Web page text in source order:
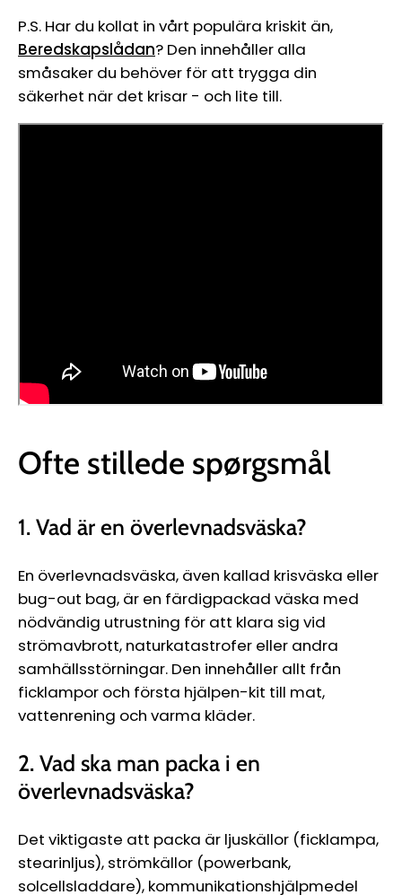
P.S. Har du kollat in vårt populära kriskit än,
Beredskapslådan? Den innehåller alla
småsaker du behöver för att trygga din
säkerhet när det krisar - och lite till.
Ofte stillede spørgsmål
1. Vad är en överlevnadsväska?
En överlevnadsväska, även kallad krisväska eller
bug-out bag, är en färdigpackad väska med
nödvändig utrustning för att klara sig vid
strömavbrott, naturkatastrofer eller andra
samhällsstörningar. Den innehåller allt från
ficklampor och första hjälpen-kit till mat,
vattenrening och varma kläder.
2. Vad ska man packa i en
överlevnadsväska?
Det viktigaste att packa är ljuskällor (ficklampa,
stearinljus), strömkällor (powerbank,
solcellsladdare), kommunikationshjälpmedel